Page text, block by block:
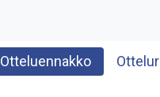
Otteluennakko